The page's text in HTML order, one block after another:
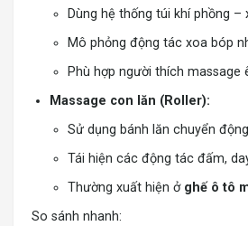
Dùng hệ thống túi khí phồng –
Mô phỏng động tác xoa bóp
Phù hợp người thích massage
Massage con lăn (Roller):
Sử dụng bánh lăn chuyển
Tái hiện các động tác đấm,
Thường xuất hiện ở ghế ô tô
So sánh nhanh: